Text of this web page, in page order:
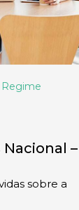
Regime
–
sobre a